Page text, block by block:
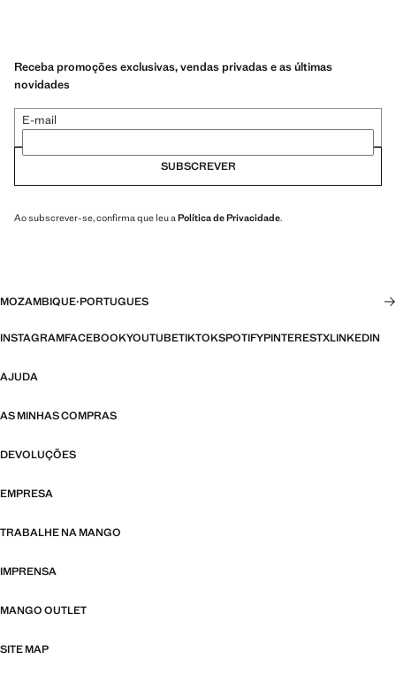
Receba promoções exclusivas, vendas privadas e as últimas
novidades
E-mail
SUBSCREVER
Ao subscrever-se, confirma que leu a Política de Privacidade.
MOZAMBIQUE·PORTUGUES
INSTAGRAMFACEBOOKYOUTUBETIKTOKSPOTIFYPINTERESTXLINKEDIN
AJUDA
AS MINHAS COMPRAS
DEVOLUÇÕES
EMPRESA
TRABALHE NA MANGO
IMPRENSA
MANGO OUTLET
SITE MAP